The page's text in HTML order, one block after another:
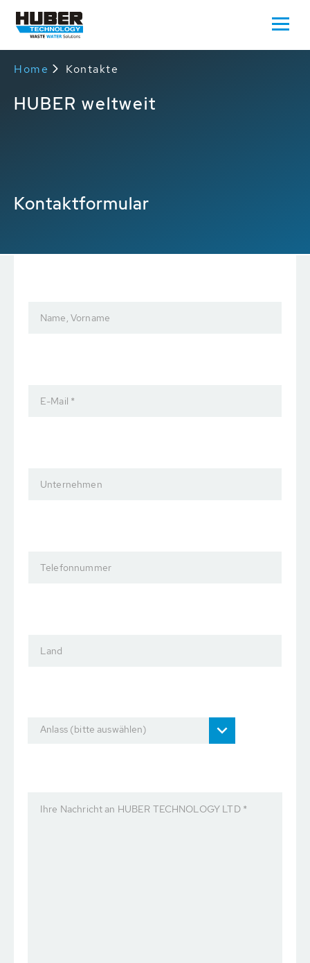
Home Kontakte
HUBER weltweit
Kontaktformular
Name, Vorname
E-Mail *
Unternehmen
Telefonnummer
Land
Anlass (bitte auswählen)
Ihre Nachricht an HUBER TECHNOLOGY LTD *